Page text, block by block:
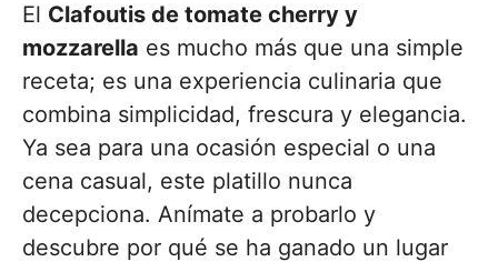
El Clafoutis de tomate cherry y
mozzarella es mucho más que una simple
receta; es una experiencia culinaria que
combina simplicidad, frescura y elegancia.
Ya sea para una ocasión especial o una
cena casual, este platillo nunca
decepciona. Anímate a probarlo y
descubre por qué se ha ganado un lugar